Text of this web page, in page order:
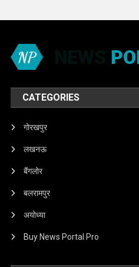
CATEGORIES
गोरखपुर
लखनऊ
बैंगलोर
बलरामपुर
अयोध्या
Buy News Portal Pro